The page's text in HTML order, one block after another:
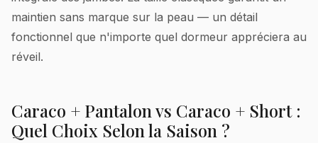
maintien sans marque sur la peau — un détail
fonctionnel que n'importe quel dormeur appréciera au
réveil.
Caraco + Pantalon vs Caraco + Short :
Quel Choix Selon la Saison ?